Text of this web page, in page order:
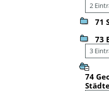
2
71
73
3
74